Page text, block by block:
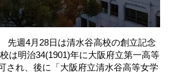
先週4月28日は清水谷高校の創立記念
は明治34(1901)年に大阪府立第一高等
され、後に「大阪府立清水谷高等女学